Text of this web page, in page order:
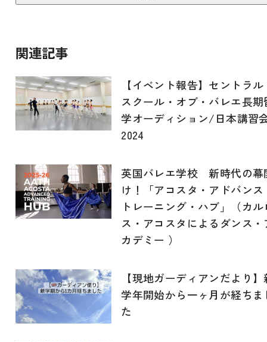
関連記事
【イベント報告】セントラル
スクール・オブ・バレエ長期
学オーディション/日本講習
2024
英国バレエ学校 新時代の幕
け！「アコスタ・アドバンス
トレーニング・ハブ」（カル
ス・アコスタによるダンス・
カデミー ）
【現地ガーディアンだより】
学年開始から一ヶ月が経ちま
た